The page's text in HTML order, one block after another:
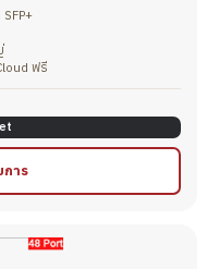
ฟรี
การ